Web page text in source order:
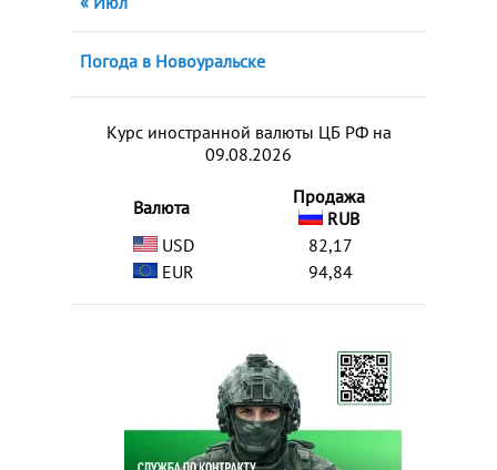
Погода в Новоуральске
Курс иностранной валюты ЦБ РФ на
09.08.2026
Валюта
Продажа
RUB
USD
82,17
EUR
94,84